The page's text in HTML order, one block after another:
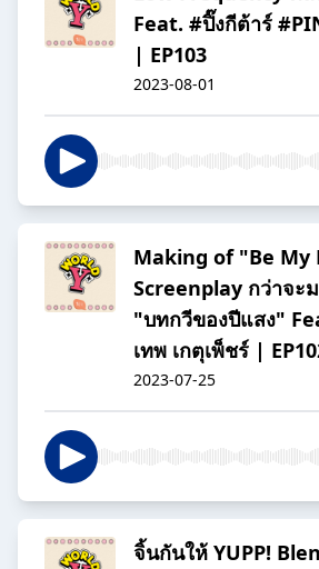
Feat. #ปิ๊งกีต้าร์
| EP103
2023-08-01
Making of "Be My
Screenplay กว่าจะ
"บทกวีของปีแสง"
เทพ เกตุเพ็ชร์ |
2023-07-25
จิ้นกันให้ YUPP!